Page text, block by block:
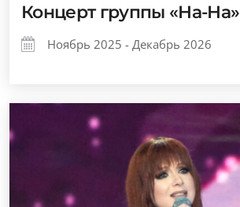
Концерт группы «На-На»
Ноябрь 2025 - Декабрь 2026